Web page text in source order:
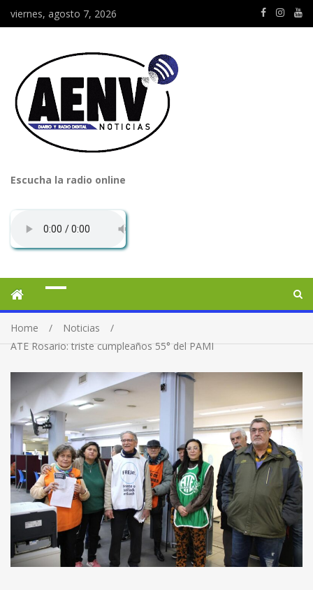
viernes, agosto 7, 2026
Escucha la radio online
Home
Noticias
ATE Rosario: triste cumpleaños 55° del PAMI